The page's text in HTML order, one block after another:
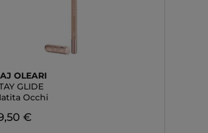
OLEARI
GLIDE
Occhi
€